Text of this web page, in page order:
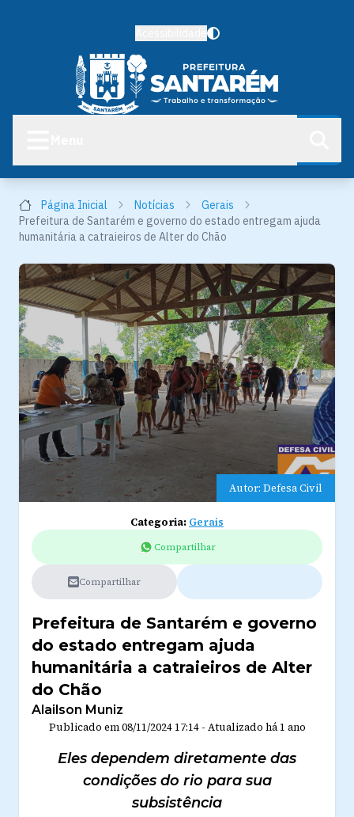
Página Inicial Notícias
Gerais
Prefeitura de Santarém e governo do estado entregam ajuda
humanitária a catraieiros de Alter do Chão
Autor: Defesa Civil
Categoria: Gerais
Compartilhar
Compartilhar
Prefeitura de Santarém e governo
do estado entregam ajuda
humanitária a catraieiros de Alter
do Chão
Alailson Muniz
Publicado em08/11/2024 17:14- Atualizado há 1 ano
Eles dependem diretamente das
condições do rio para sua
subsistência